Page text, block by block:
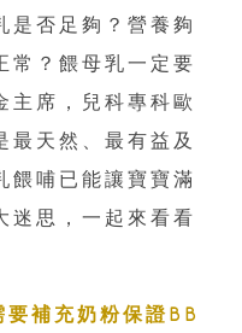
是否足夠？營養夠
常？餵母乳一定要
主席，兒科專科歐
最天然、最有益及
餵哺已能讓寶寶滿
迷思，一起來看看
補充奶粉保證BB